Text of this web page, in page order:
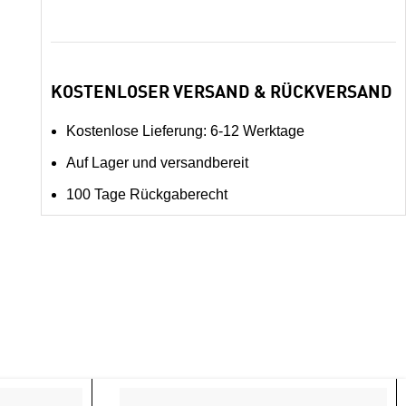
KOSTENLOSER VERSAND & RÜCKVERSAND
Kostenlose Lieferung: 6-12 Werktage
Auf Lager und versandbereit
100 Tage Rückgaberecht